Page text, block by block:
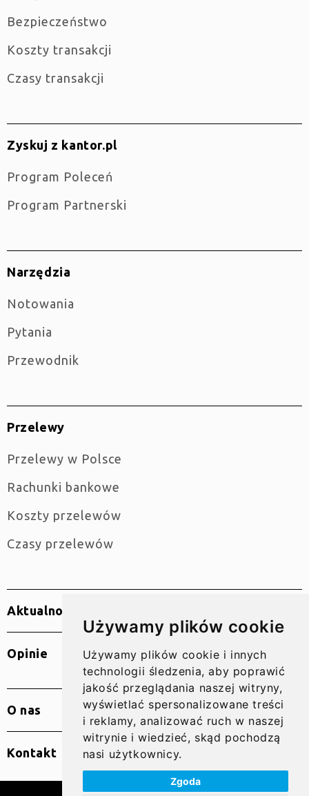
Używamy plików cookie
Używamy plików cookie i innych
technologii śledzenia, aby poprawić
jakość przeglądania naszej witryny,
wyświetlać spersonalizowane treści
i reklamy, analizować ruch w naszej
witrynie i wiedzieć, skąd pochodzą
nasi użytkownicy.
Zgoda
Bezpieczeństwo
Koszty transakcji
Czasy transakcji
Zyskuj z kantor.pl
Program Poleceń
Program Partnerski
Narzędzia
Notowania
Pytania
Przewodnik
Przelewy
Przelewy w Polsce
Rachunki bankowe
Koszty przelewów
Czasy przelewów
Aktualności
Opinie
O nas
Kontakt
© 2010 – 2026 SUPER GRUPA PL Sp. z o.o.